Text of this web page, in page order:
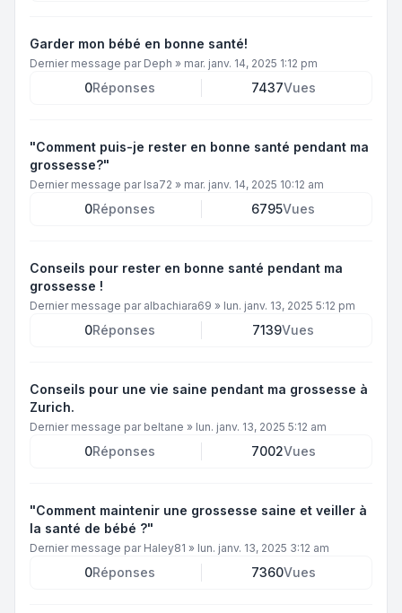
Garder mon bébé en bonne santé!
Dernier message par Deph » mar. janv. 14, 2025 1:12 pm
0Réponses 7437Vues
"Comment puis-je rester en bonne santé pendant ma
grossesse?"
Dernier message par Isa72 » mar. janv. 14, 2025 10:12 am
0Réponses 6795Vues
Conseils pour rester en bonne santé pendant ma
grossesse !
Dernier message par albachiara69 » lun. janv. 13, 2025 5:12 pm
0Réponses 7139Vues
Conseils pour une vie saine pendant ma grossesse à
Zurich.
Dernier message par beltane » lun. janv. 13, 2025 5:12 am
0Réponses 7002Vues
"Comment maintenir une grossesse saine et veiller à
la santé de bébé ?"
Dernier message par Haley81 » lun. janv. 13, 2025 3:12 am
0Réponses 7360Vues